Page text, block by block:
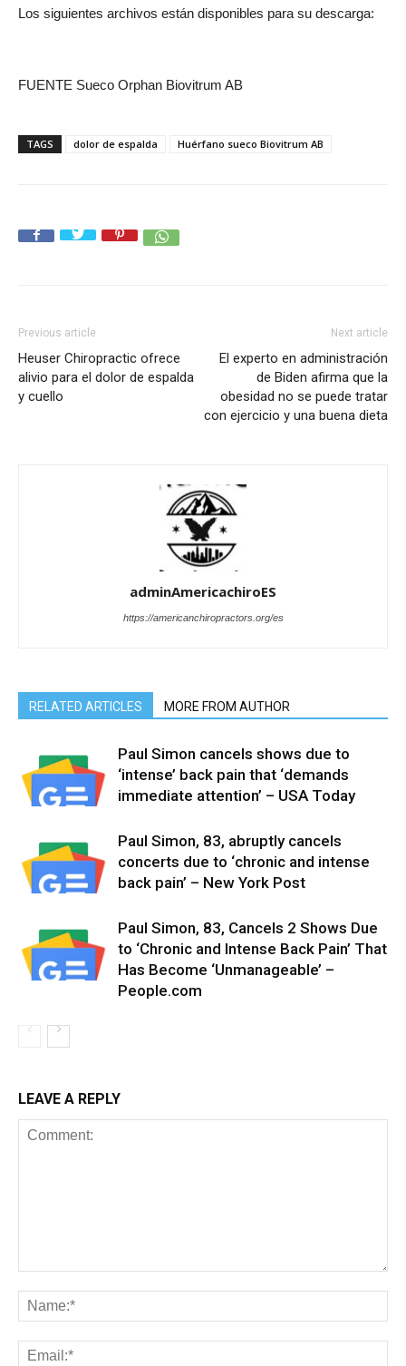
Los siguientes archivos están disponibles para su descarga:
FUENTE Sueco Orphan Biovitrum AB
TAGS dolor de espalda Huérfano sueco Biovitrum AB
Previous article
Heuser Chiropractic ofrece
alivio para el dolor de espalda
y cuello
Next article
El experto en administración
de Biden afirma que la
obesidad no se puede tratar
con ejercicio y una buena dieta
adminAmericachiroES
https://americanchiropractors.org/es
RELATED ARTICLES MORE FROM AUTHOR
Paul Simon cancels shows due to
‘intense’ back pain that ‘demands
immediate attention’ – USA Today
Paul Simon, 83, abruptly cancels
concerts due to ‘chronic and intense
back pain’ – New York Post
Paul Simon, 83, Cancels 2 Shows Due
to ‘Chronic and Intense Back Pain’ That
Has Become ‘Unmanageable’ –
People.com
LEAVE A REPLY